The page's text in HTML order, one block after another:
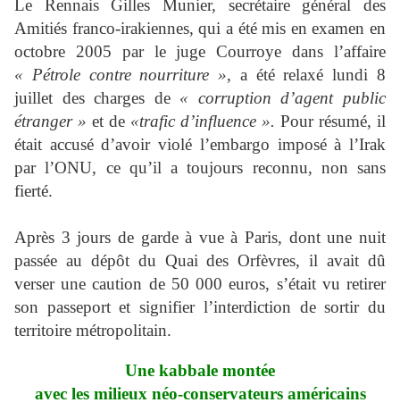
Le Rennais Gilles Munier, secrétaire général des
Amitiés franco-irakiennes, qui a été mis en examen en
octobre 2005 par le juge Courroye dans l’affaire
« Pétrole contre nourriture », a été relaxé lundi 8
juillet des charges de « corruption d’agent public
étranger » et de «trafic d’influence ». Pour résumé, il
était accusé d’avoir violé l’embargo imposé à l’Irak
par l’ONU, ce qu’il a toujours reconnu, non sans
fierté.
Après 3 jours de garde à vue à Paris, dont une nuit
passée au dépôt du Quai des Orfèvres, il avait dû
verser une caution de 50 000 euros, s’était vu retirer
son passeport et signifier l’interdiction de sortir du
territoire métropolitain.
Une kabbale montée
avec les milieux néo-conservateurs américains